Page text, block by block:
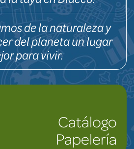
de la naturaleza y
del planeta un lugar
para vivir.
Catálogo
Papelería